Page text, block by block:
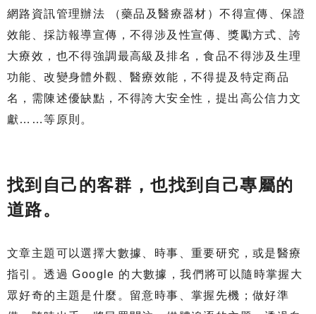
網路資訊管理辦法 （藥品及醫療器材）不得宣傳、保證
效能、採訪報導宣傳，不得涉及性宣傳、獎勵方式、誇
大療效，也不得強調最高級及排名，食品不得涉及生理
功能、改變身體外觀、醫療效能，不得提及特定商品
名，需陳述優缺點，不得誇大安全性，提出高公信力文
獻……等原則。
找到自己的客群，也找到自己專屬的
道路。
文章主題可以選擇大數據、時事、重要研究，或是醫療
指引。透過 Google 的大數據，我們將可以隨時掌握大
眾好奇的主題是什麼。留意時事、掌握先機；做好準